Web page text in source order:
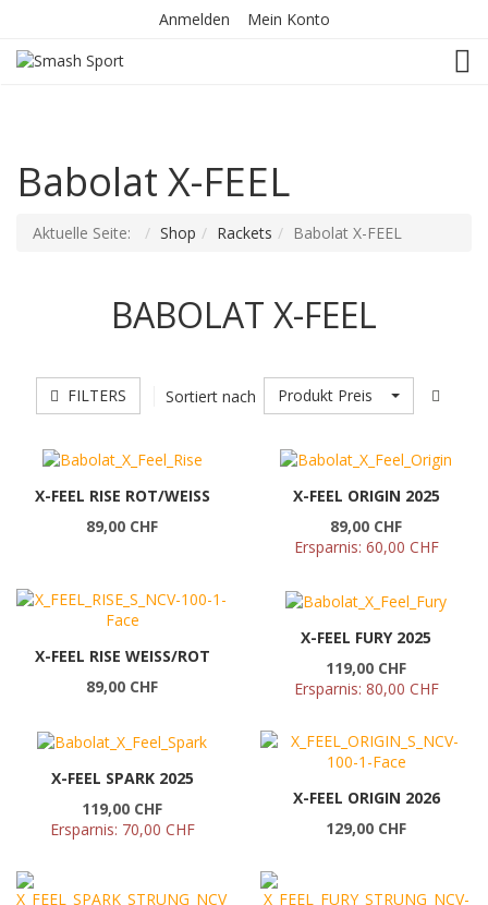
Anmelden
Mein Konto
Babolat X-FEEL
Aktuelle Seite: Shop Rackets Babolat X-FEEL
BABOLAT X-FEEL
FILTERS Sortiert nach Produkt Preis
X-FEEL RISE ROT/WEISS
89,00 CHF
X-FEEL ORIGIN 2025
89,00 CHF
Ersparnis: 60,00 CHF
X-FEEL RISE WEISS/ROT
89,00 CHF
X-FEEL FURY 2025
119,00 CHF
Ersparnis: 80,00 CHF
X-FEEL SPARK 2025
119,00 CHF
Ersparnis: 70,00 CHF
X-FEEL ORIGIN 2026
129,00 CHF